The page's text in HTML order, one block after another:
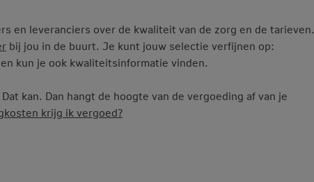
en leveranciers over de kwaliteit van de zorg en de tarieven.
bij jou in de buurt. Je kunt jouw selectie verfijnen op:
kun je ook kwaliteitsinformatie vinden.
Dat kan. Dan hangt de hoogte van de vergoeding af van je
krijg ik vergoed?